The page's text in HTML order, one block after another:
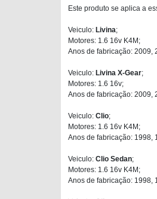
Este produto se aplica a
Veiculo: Livina;
Motores: 1.6 16v K4M;
Anos de fabricação: 2009,
Veiculo: Livina X-Gear;
Motores: 1.6 16v;
Anos de fabricação: 2009,
Veiculo: Clio;
Motores: 1.6 16v K4M;
Anos de fabricação: 1998,
Veiculo: Clio Sedan;
Motores: 1.6 16v K4M;
Anos de fabricação: 1998,